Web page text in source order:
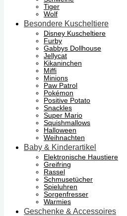
Tiger
Wolf
Besondere Kuscheltiere
Disney Kuscheltiere
Furby
Gabbys Dollhouse
Jellycat
Kikaninchen
Miffi
Minions
Paw Patrol
Pokémon
Positive Potato
Snackles
Super Mario
Squishmallows
Halloween
Weihnachten
Baby & Kinderartikel
Elektronische Haustiere
Greifring
Rassel
Schmusetücher
Spieluhren
Sorgenfresser
Warmies
Geschenke & Accessoires